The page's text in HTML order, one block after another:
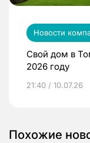
Новости
Свой дом в
2026 году
21:40 / 10.07.26
Похожие